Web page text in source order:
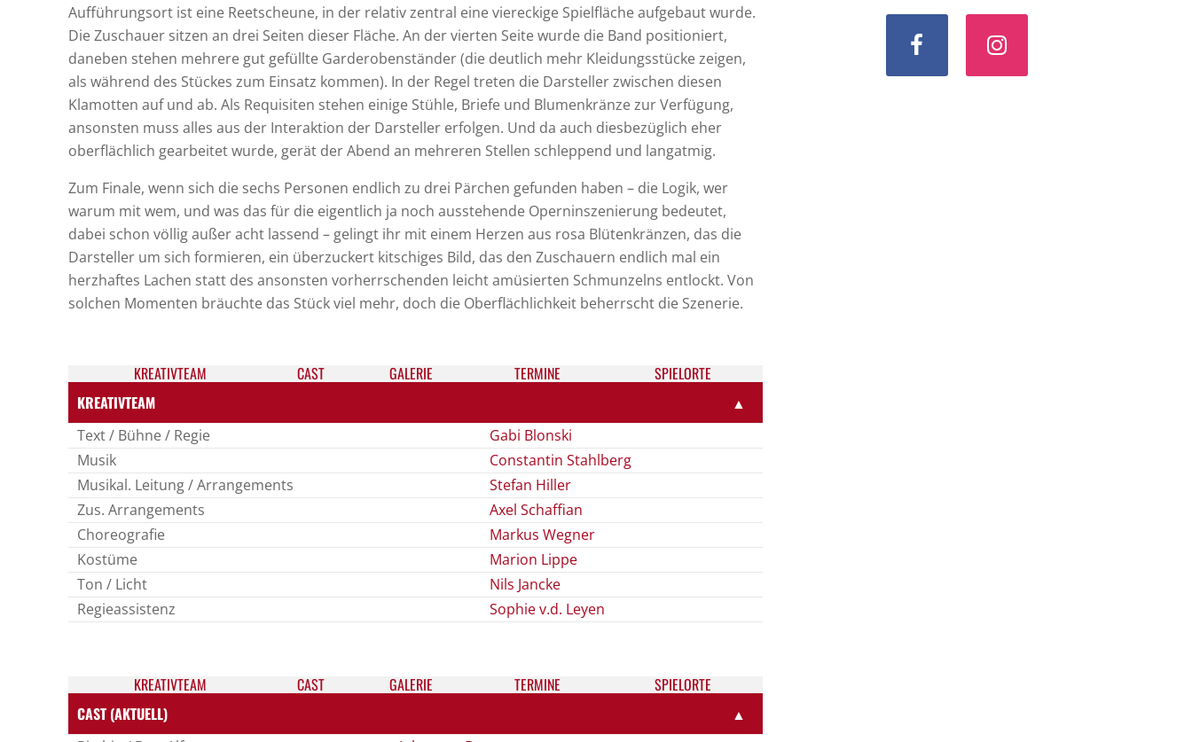
Aufführungsort ist eine Reetscheune, in der relativ zentral eine viereckige Spielfläche aufgebaut wurde.
Die Zuschauer sitzen an drei Seiten dieser Fläche. An der vierten Seite wurde die Band positioniert,
daneben stehen mehrere gut gefüllte Garderobenständer (die deutlich mehr Kleidungsstücke zeigen,
als während des Stückes zum Einsatz kommen). In der Regel treten die Darsteller zwischen diesen
Klamotten auf und ab. Als Requisiten stehen einige Stühle, Briefe und Blumenkränze zur Verfügung,
ansonsten muss alles aus der Interaktion der Darsteller erfolgen. Und da auch diesbezüglich eher
oberflächlich gearbeitet wurde, gerät der Abend an mehreren Stellen schleppend und langatmig.
Zum Finale, wenn sich die sechs Personen endlich zu drei Pärchen gefunden haben – die Logik, wer
warum mit wem, und was das für die eigentlich ja noch ausstehende Operninszenierung bedeutet,
dabei schon völlig außer acht lassend – gelingt ihr mit einem Herzen aus rosa Blütenkränzen, das die
Darsteller um sich formieren, ein überzuckert kitschiges Bild, das den Zuschauern endlich mal ein
herzhaftes Lachen statt des ansonsten vorherrschenden leicht amüsierten Schmunzelns entlockt. Von
solchen Momenten bräuchte das Stück viel mehr, doch die Oberflächlichkeit beherrscht die Szenerie.
KREATIV­TEAM CAST GALE­RIE TER­MI­NE
SPIELORTE
KREATIVTEAM
▲
Text / Bühne / Regie
Gabi Blonski
Musik
Constantin Stahlberg
Musikal. Leitung / Arrangements
Stefan Hiller
Zus. Arrangements
Axel Schaffian
Choreografie
Markus Wegner
Kostüme
Marion Lippe
Ton / Licht
Nils Jancke
Regieassistenz
Sophie v.d. Leyen
KREATIV­TEAM CAST GALE­RIE TER­MI­NE
SPIELORTE
CAST (AKTUELL)
▲